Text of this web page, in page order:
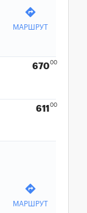
directions
МАРШРУТ
67000
611 00
directions
МАРШРУТ